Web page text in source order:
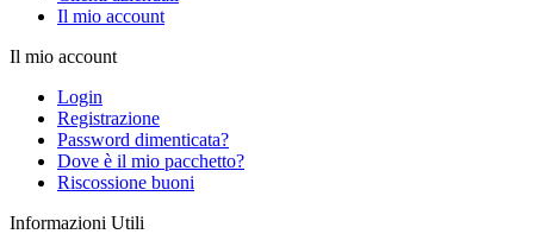
Il mio account
Il mio account
Login
Registrazione
Password dimenticata?
Dove è il mio pacchetto?
Riscossione buoni
Informazioni Utili